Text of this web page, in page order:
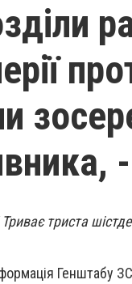
Триває триста
Генштабу